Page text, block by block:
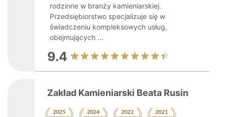
rodzinne w branży kamieniarskiej.
Przedsiębiorstwo specjalizuje się w
świadczeniu kompleksowych usług,
obejmujących ...
9.4
Zakład Kamieniarski Beata Rusin